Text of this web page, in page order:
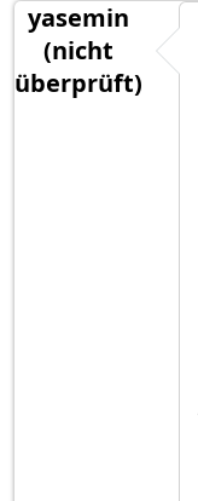
yasemin
(nicht
überprüft)